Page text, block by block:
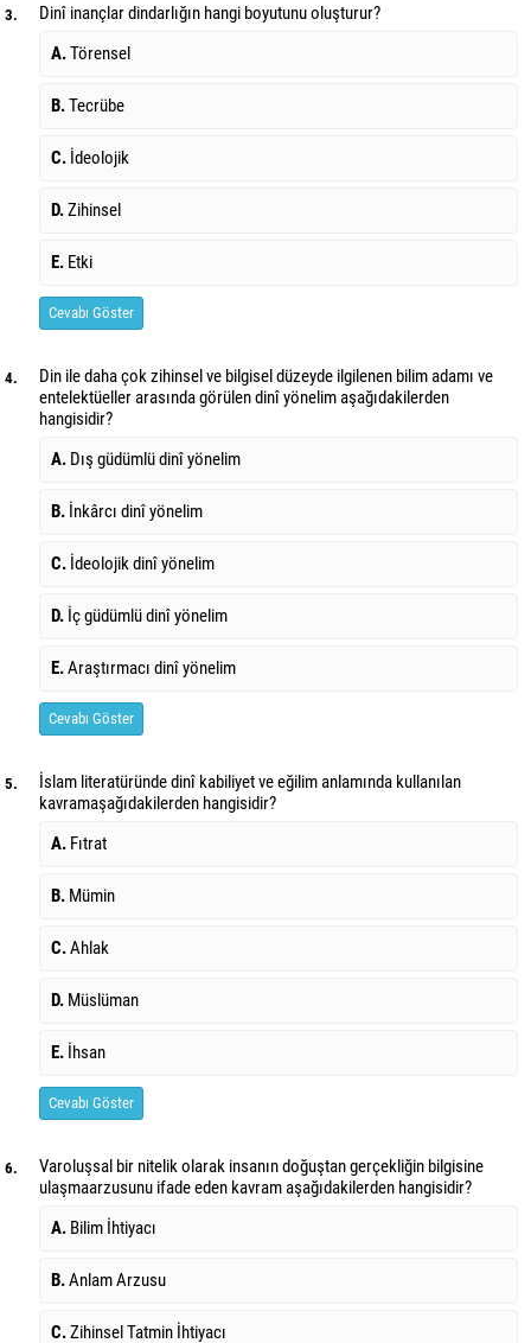
3.
Dinî inançlar dindarlığın hangi boyutunu oluşturur?
A.Törensel
B.Tecrübe
C. İdeolojik
D.Zihinsel
E. Etki
Cevabı Göster
4.
Din ile daha çok zihinsel ve bilgisel düzeyde ilgilenen bilim adamı ve
entelektüeller arasında görülen dinî yönelim aşağıdakilerden
hangisidir?
A. Dış güdümlü dinî yönelim
B. İnkârcı dinî yönelim
C. İdeolojik dinî yönelim
D. İç güdümlü dinî yönelim
E.Araştırmacı dinî yönelim
Cevabı Göster
5.
İslam literatüründe dinî kabiliyet ve eğilim anlamında kullanılan
kavramaşağıdakilerden hangisidir?
A. Fıtrat
B. Mümin
C.Ahlak
D. Müslüman
E. İhsan
Cevabı Göster
6.
Varoluşsal bir nitelik olarak insanın doğuştan gerçekliğin bilgisine
ulaşmaarzusunu ifade eden kavram aşağıdakilerden hangisidir?
A. Bilim İhtiyacı
B.Anlam Arzusu
C.Zihinsel Tatmin İhtiyacı